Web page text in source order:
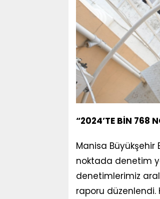
“2024’TE BİN 768
Manisa Büyükşehir
noktada denetim
denetimlerimiz
raporu düzenlendi.